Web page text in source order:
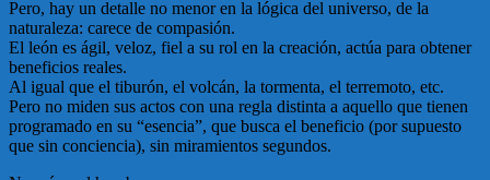
Pero, hay un detalle no menor en la lógica del universo, de la
naturaleza: carece de compasión.
El león es ágil, veloz, fiel a su rol en la creación, actúa para obtener
beneficios reales.
Al igual que el tiburón, el volcán, la tormenta, el terremoto, etc.
Pero no miden sus actos con una regla distinta a aquello que tienen
programado en su “esencia”, que busca el beneficio (por supuesto
que sin conciencia), sin miramientos segundos.